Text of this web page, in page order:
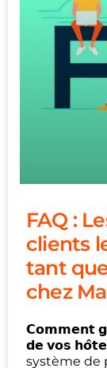
FAQ :
clients
tant
chez
𝗖𝗼𝗺𝗺𝗲𝗻𝘁
𝗱𝗲 𝘃𝗼𝘀
système de